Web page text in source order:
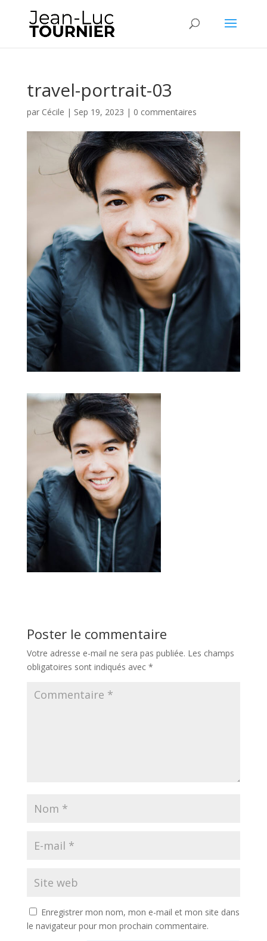
travel-portrait-03
par Cécile | Sep 19, 2023 | 0 commentaires
Poster le commentaire
Votre adresse e-mail ne sera pas publiée. Les champs
obligatoires sont indiqués avec *
Enregistrer mon nom, mon e-mail et mon site dans
le navigateur pour mon prochain commentaire.